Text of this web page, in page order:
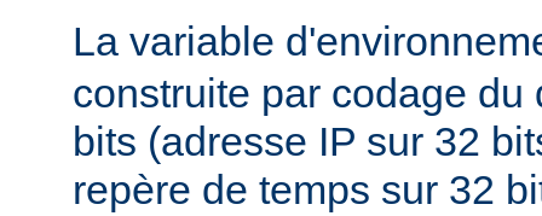
La variable
construite par codage du
bits (adresse IP sur 32
repère de temps sur 32